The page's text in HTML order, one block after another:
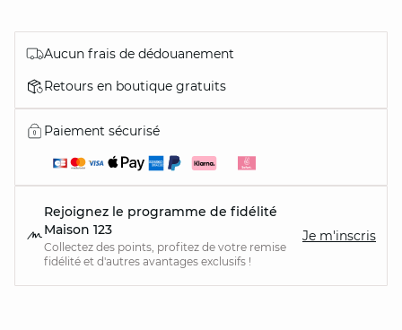
Aucun frais de dédouanement
Retours en boutique gratuits
Paiement sécurisé
Rejoignez le programme de fidélité
Maison 123
Collectez des points, profitez de votre remise
fidélité et d'autres avantages exclusifs !
Je m'inscris